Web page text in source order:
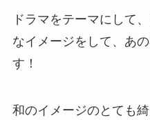
ドラマをテーマにして
なイメージをして、あ
す！
和のイメージのとても